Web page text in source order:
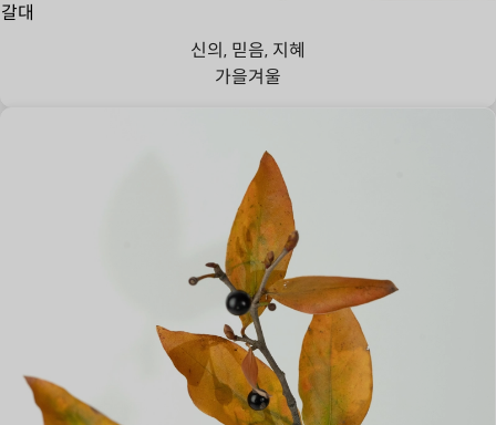
갈대
신의, 믿음, 지혜
가을겨울